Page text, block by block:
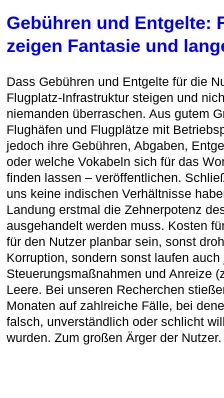
Gebühren und Entgelte:
zeigen Fantasie und
Dass Gebühren und Entgelte für die
Flugplatz-Infrastruktur steigen und
niemanden überraschen. Aus gutem
Flughäfen und Flugplätze mit
jedoch ihre Gebühren, Abgaben,
oder welche Vokabeln sich für das
finden lassen – veröffentlichen.
uns keine indischen Verhältnisse
Landung erstmal die Zehnerpotenz
ausgehandelt werden muss. Kosten
für den Nutzer planbar sein, sonst
Korruption, sondern sonst laufen
Steuerungsmaßnahmen und Anreize
Leere. Bei unseren Recherchen
Monaten auf zahlreiche Fälle, bei
falsch, unverständlich oder schlicht
wurden. Zum großen Ärger der